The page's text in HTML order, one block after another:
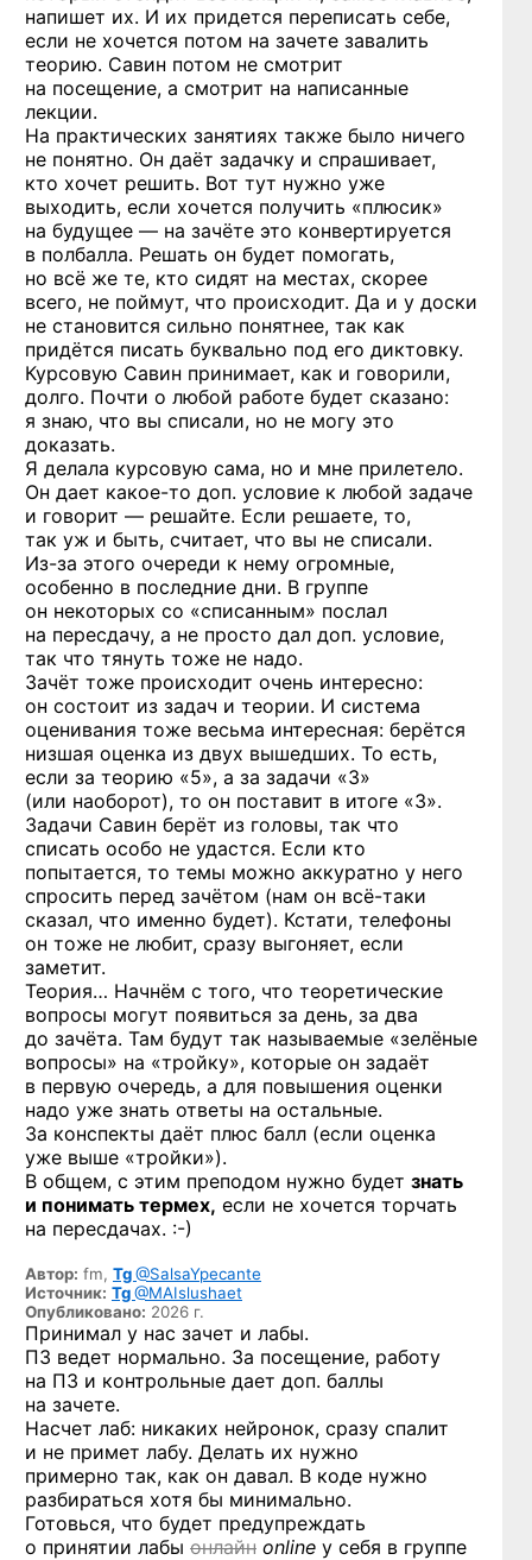
напишет их. И их придется переписать себе,
если не хочется потом на зачете завалить
теорию. Савин потом не смотрит
на посещение, а смотрит на написанные
лекции.
На практических занятиях также было ничего
не понятно. Он даёт задачку и спрашивает,
кто хочет решить. Вот тут нужно уже
выходить, если хочется получить «плюсик»
на будущее — на зачёте это конвертируется
в полбалла. Решать он будет помогать,
но всё же те, кто сидят на местах, скорее
всего, не поймут, что происходит. Да и у доски
не становится сильно понятнее, так как
придётся писать буквально под его диктовку.
Курсовую Савин принимает, как и говорили,
долго. Почти о любой работе будет сказано:
я знаю, что вы списали, но не могу это
доказать.
Я делала курсовую сама, но и мне прилетело.
Он дает какое-то доп. условие к любой задаче
и говорит — решайте. Если решаете, то,
так уж и быть, считает, что вы не списали.
Из-за этого очереди к нему огромные,
особенно в последние дни. В группе
он некоторых со «списанным» послал
на пересдачу, а не просто дал доп. условие,
так что тянуть тоже не надо.
Зачёт тоже происходит очень интересно:
он состоит из задач и теории. И система
оценивания тоже весьма интересная: берётся
низшая оценка из двух вышедших. То есть,
если за теорию «5», а за задачи «3»
(или наоборот), то он поставит в итоге «3».
Задачи Савин берёт из головы, так что
списать особо не удастся. Если кто
попытается, то темы можно аккуратно у него
спросить перед зачётом (нам он всё-таки
сказал, что именно будет). Кстати, телефоны
он тоже не любит, сразу выгоняет, если
заметит.
Теория… Начнём с того, что теоретические
вопросы могут появиться за день, за два
до зачёта. Там будут так называемые «зелёные
вопросы» на «тройку», которые он задаёт
в первую очередь, а для повышения оценки
надо уже знать ответы на остальные.
За конспекты даёт плюс балл (если оценка
уже выше «тройки»).
В общем, с этим преподом нужно будет знать
и понимать термех, если не хочется торчать
на пересдачах. :-)
Автор: fm, Tg@SalsaYpecante
Источник: Tg@MAIslushaet
Опубликовано: 2026 г.
Принимал у нас зачет и лабы.
ПЗ ведет нормально. За посещение, работу
на ПЗ и контрольные дает доп. баллы
на зачете.
Насчет лаб: никаких нейронок, сразу спалит
и не примет лабу. Делать их нужно
примерно так, как он давал. В коде нужно
разбираться хотя бы минимально.
Готовься, что будет предупреждать
о принятии лабы онлайн online у себя в группе